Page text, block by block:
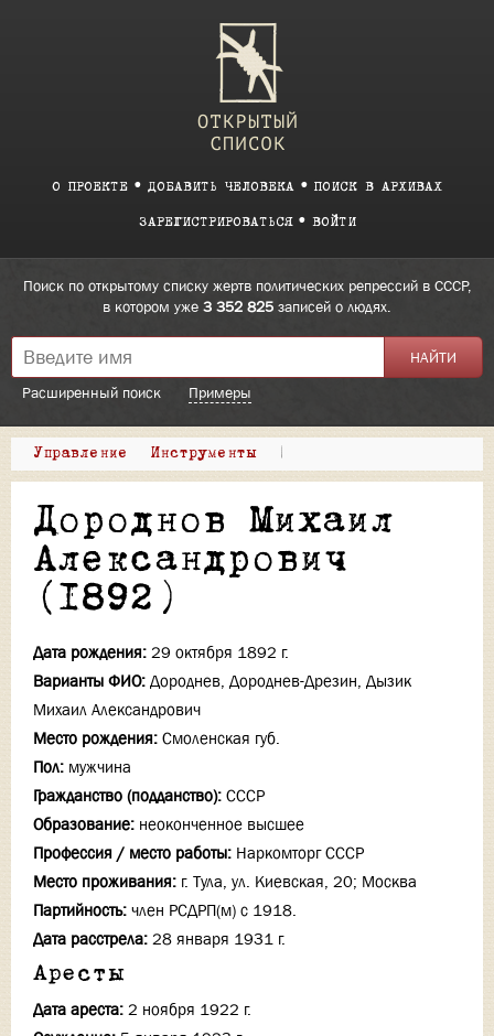
О ПРОЕКТЕ ДОБАВИТЬ ЧЕЛОВЕКА ПОИСК В АРХИВАХ
ЗАРЕГИСТРИРОВАТЬСЯ ВОЙТИ
Поиск по открытому списку жертв политических репрессий в СССР,
в котором уже 3 352 825 записей о людях.
Расширенный поиск Примеры
Управление Инструменты |
Дороднов Михаил
Александрович
(1892)
Дата рождения: 29 октября 1892 г.
Варианты ФИО: Дороднев, Дороднев-Дрезин, Дызик
Михаил Александрович
Место рождения: Смоленская губ.
Пол: мужчина
Гражданство (подданство): СССР
Образование: неоконченное высшее
Профессия / место работы: Наркомторг СССР
Место проживания: г. Тула, ул. Киевская, 20; Москва
Партийность: член РСДРП(м) с 1918.
Дата расстрела: 28 января 1931 г.
Аресты
Дата ареста: 2 ноября 1922 г.